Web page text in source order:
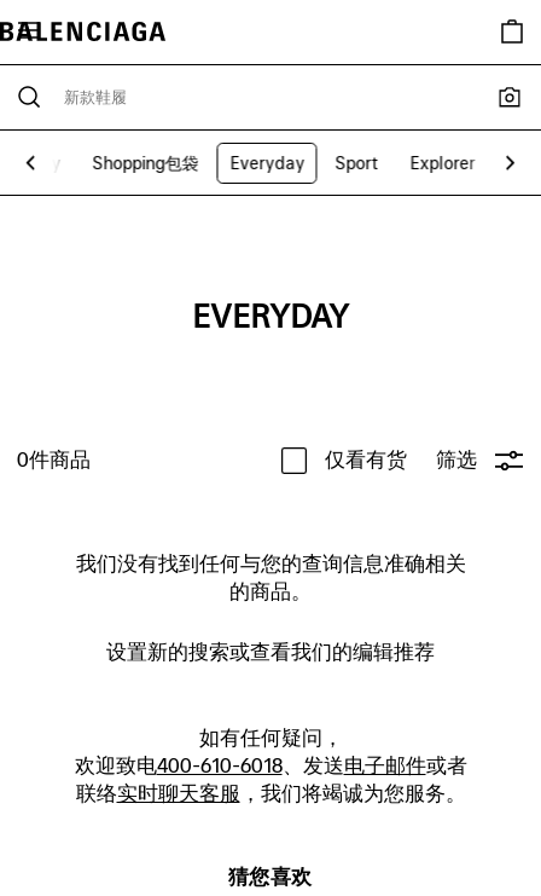
Army Shopping包袋 Everyday Sport Explorer
EVERYDAY
0件商品 仅看有货 筛选
我们没有找到任何与您的查询信息准确相关
的商品。
设置新的搜索或查看我们的编辑推荐
如有任何疑问，
欢迎致电400-610-6018、发送电子邮件或者
联络实时聊天客服 ，我们将竭诚为您服务。
猜您喜欢